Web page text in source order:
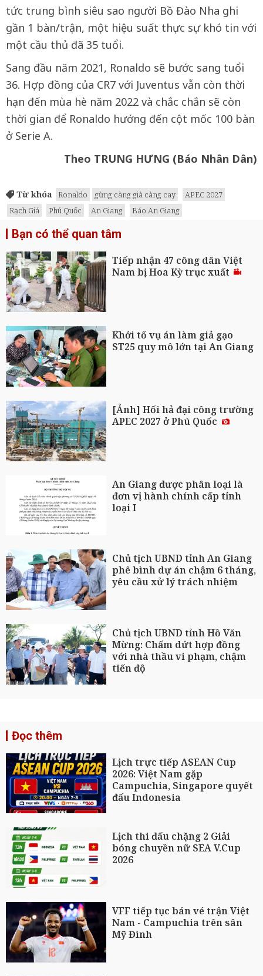
tức trung bình siêu sao người Bồ Đào Nha ghi
gần 1 bàn/trận, một hiệu suất thực sự khó tin với
một cầu thủ đã 35 tuổi.
Sang đầu năm 2021, Ronaldo sẽ bước sang tuổi
36. Hợp đồng của CR7 với Juventus vẫn còn thời
hạn đến mùa hè năm 2022 và chắc chắn sẽ còn
thời gian để Ronaldo hướng đến cột mốc 100 bàn
ở Serie A.
Theo TRUNG HƯNG (Báo Nhân Dân)
Từ khóa Ronaldo gừng càng già càng cay
APEC 2027
Rạch Giá
Phú Quốc An Giang Báo An Giang
Bạn có thể quan tâm
Tiếp nhận 47 công dân Việt
Nam bị Hoa Kỳ trục xuất
Khởi tố vụ án làm giả gạo
ST25 quy mô lớn tại An Giang
[Ảnh] Hối hả đại công trường
APEC 2027 ở Phú Quốc
An Giang được phân loại là
đơn vị hành chính cấp tỉnh
loại I
Chủ tịch UBND tỉnh An Giang
phê bình dự án chậm 6 tháng,
yêu cầu xử lý trách nhiệm
Chủ tịch UBND tỉnh Hồ Văn
Mừng: Chấm dứt hợp đồng
với nhà thầu vi phạm, chậm
tiến độ
Đọc thêm
Lịch trực tiếp ASEAN Cup
2026: Việt Nam gặp
Campuchia, Singapore quyết
đấu Indonesia
Lịch thi đấu chặng 2 Giải
bóng chuyền nữ SEA V.Cup
2026
VFF tiếp tục bán vé trận Việt
Nam - Campuchia trên sân
Mỹ Đình